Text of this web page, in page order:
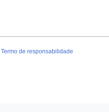
Termo de responsabilidade